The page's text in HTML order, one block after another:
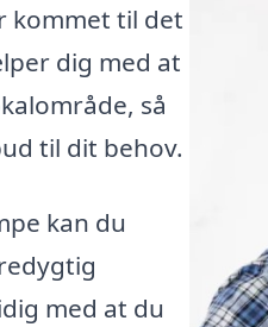
kommet til det
dig med at
så
til dit behov.
kan du
med at du